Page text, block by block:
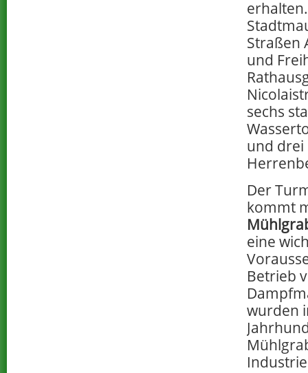
Straßen
und
sechs
und drei
Der
kommt
eine
Betrieb
wurden